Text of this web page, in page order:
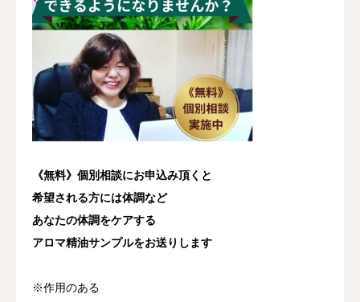
《無料》個別相談にお申込み頂くと
希望される方には体調など
あなたの体調をケアする
アロマ精油サンプルをお送りします
※作用のある